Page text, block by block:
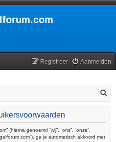
Aanmelden
Registreer
(hierna genoemd “wij”, “ons”, “onze”,
ga je automatisch akkoord met